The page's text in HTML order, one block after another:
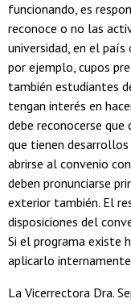
funcionando, es
reconoce o no las
universidad, en el
por ejemplo, cupos
también estudiantes
tengan interés en
debe reconocerse que
que tienen
abrirse al convenio
deben pronunciarse
exterior también. El
disposiciones del
Si el programa existe
aplicarlo
La Vicerrectora Dra.